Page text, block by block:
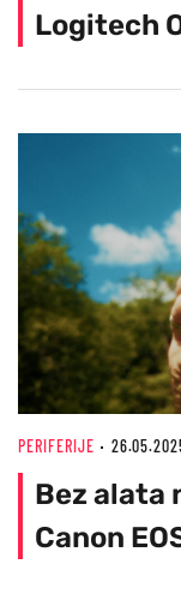
Logitech
PERIFERIJE
Bez alata
Canon